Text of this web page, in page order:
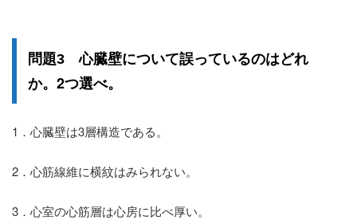
問題3 心臓壁について誤っているのはどれ
か。 2つ選べ。
1．心臓壁は3層構造である。
2．心筋線維に横紋はみられない。
3．心室の心筋層は心房に比べ厚い。